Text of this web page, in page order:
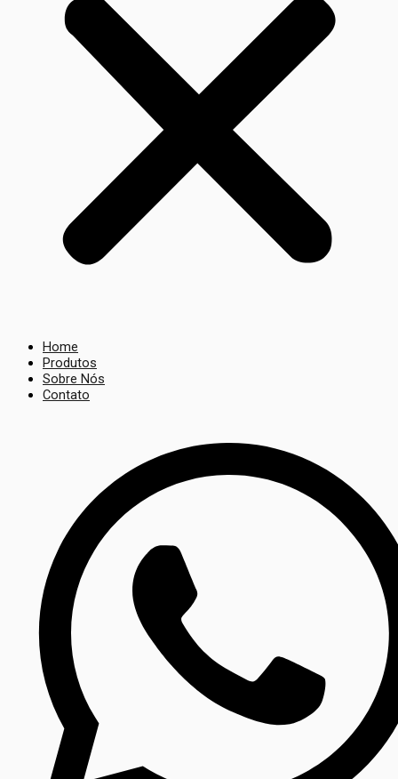
Home
Produtos
Sobre Nós
Contato